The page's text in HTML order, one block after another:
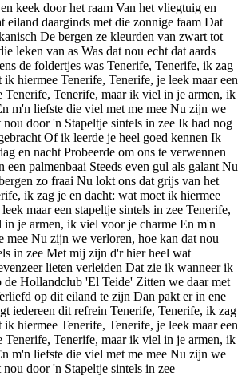
keek door het raam Van het vliegtuig en
eiland daarginds met die zonnige faam Dat
De bergen ze kleurden van zwart tot
leken van as Was dat nou echt dat aards
de foldertjes was Tenerife, Tenerife, ik zag
hiermee Tenerife, Tenerife, je leek maar een
Tenerife, Tenerife, maar ik viel in je armen, ik
m'n liefste die viel met me mee Nu zijn we
door 'n Stapeltje sintels in zee Ik had nog
Of ik leerde je heel goed kennen Ik
en nacht Probeerde om ons te verwennen
een palmenbaai Steeds even gul als galant Nu
zo fraai Nu lokt ons dat grijs van het
ik zag je en dacht: wat moet ik hiermee
maar een stapeltje sintels in zee Tenerife,
je armen, ik viel voor je charme En m'n
mee Nu zijn we verloren, hoe kan dat nou
in zee Met mij zijn d'r hier heel wat
lieten verleiden Dat zie ik wanneer ik
de Hollandclub 'El Teide' Zitten we daar met
op dit eiland te zijn Dan pakt er in ene
iedereen dit refrein Tenerife, Tenerife, ik zag
hiermee Tenerife, Tenerife, je leek maar een
Tenerife, Tenerife, maar ik viel in je armen, ik
m'n liefste die viel met me mee Nu zijn we
door 'n Stapeltje sintels in zee